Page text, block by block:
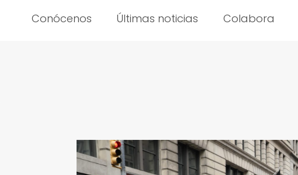
Conócenos Últimas noticias Colabora